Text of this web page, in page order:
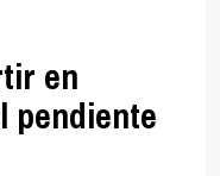
en
pendiente